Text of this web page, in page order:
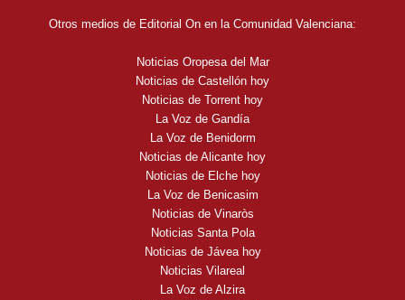
Otros medios de Editorial On en la Comunidad Valenciana:
Noticias Oropesa del Mar
Noticias de Castellón hoy
Noticias de Torrent hoy
La Voz de Gandía
La Voz de Benidorm
Noticias de Alicante hoy
Noticias de Elche hoy
La Voz de Benicasim
Noticias de Vinaròs
Noticias Santa Pola
Noticias de Jávea hoy
Noticias Vilareal
La Voz de Alzira